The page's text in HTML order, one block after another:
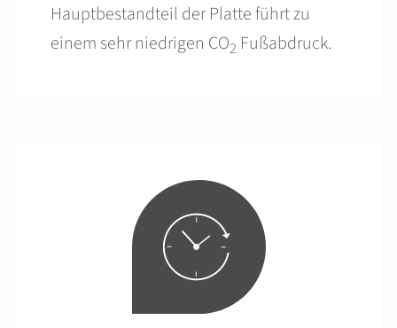
Hauptbestandteil der Platte führt zu
einem sehr niedrigen CO2 Fußabdruck.